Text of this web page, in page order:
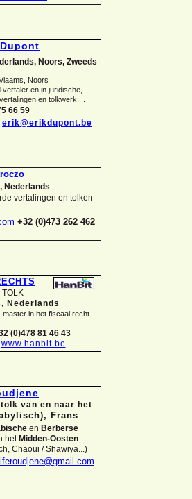
Noors, Zweeds
Noors
en in juridische,
en tolkwerk....
66 59
erik@erikdupont.be
Nederlands
vertalingen en tolken
+32 (0)473 262 462
Nederlands
master in het fiscaal recht
(0)478 81 46 43
www.hanbit.be
van en naar het
Frans
en Berberse
hetMidden-Oosten
Chaoui / Shawiya...)